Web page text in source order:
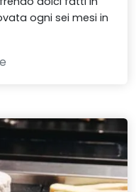
ogni sei mesi in